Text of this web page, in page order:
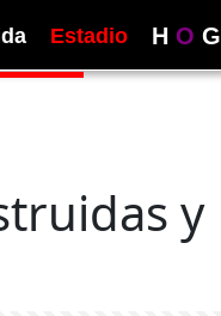
Estadio H O G
y